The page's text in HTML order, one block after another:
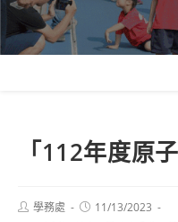
「112年度原
Post學務處
Post11/13/2023